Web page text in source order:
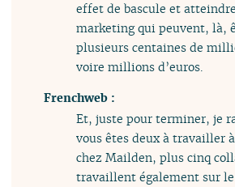
effet de bascule et
marketing qui peuvent, là,
plusieurs centaines de
voire millions d’euros.
Frenchweb :
Et, juste pour terminer, je
vous êtes deux à travailler
chez Mailden, plus cinq
travaillent également sur